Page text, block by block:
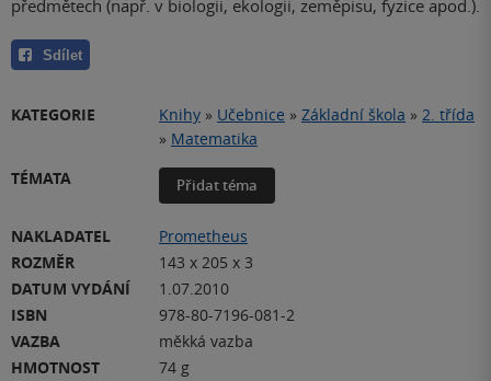
předmětech (např. v biologii, ekologii, zeměpisu, fyzice apod.).
Sdílet
KATEGORIE Knihy » Učebnice » Základní škola » 2. třída
» Matematika
TÉMATA
Přidat téma
NAKLADATEL
Prometheus
ROZMĚR
143 x 205 x 3
DATUM VYDÁNÍ
1.07.2010
ISBN
978-80-7196-081-2
VAZBA
měkká vazba
HMOTNOST
74 g